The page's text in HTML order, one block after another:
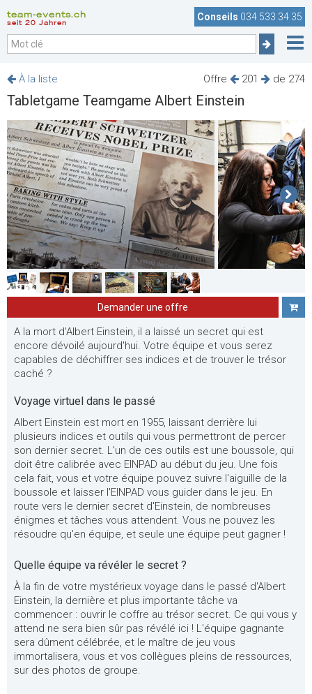
team-events.ch
seit 20 Jahren
Conseils 034 533 34 35
Offre 201 de 274
À la liste
Tabletgame Teamgame Albert Einstein
Demander une offre
A la mort d'Albert Einstein, il a laissé un secret qui est
encore dévoilé aujourd'hui. Votre équipe et vous serez
capables de déchiffrer ses indices et de trouver le trésor
caché ?
Voyage virtuel dans le passé
Albert Einstein est mort en 1955, laissant derrière lui
plusieurs indices et outils qui vous permettront de percer
son dernier secret. L'un de ces outils est une boussole, qui
doit être calibrée avec EINPAD au début du jeu. Une fois
cela fait, vous et votre équipe pouvez suivre l'aiguille de la
boussole et laisser l'EINPAD vous guider dans le jeu. En
route vers le dernier secret d'Einstein, de nombreuses
énigmes et tâches vous attendent. Vous ne pouvez les
résoudre qu'en équipe, et seule une équipe peut gagner !
Quelle équipe va révéler le secret ?
À la fin de votre mystérieux voyage dans le passé d'Albert
Einstein, la dernière et plus importante tâche va
commencer : ouvrir le coffre au trésor secret. Ce qui vous y
attend ne sera bien sûr pas révélé ici ! L'équipe gagnante
sera dûment célébrée, et le maître de jeu vous
immortalisera, vous et vos collègues pleins de ressources,
sur des photos de groupe.